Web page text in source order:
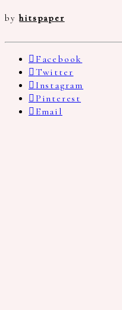
byhitspaper
Facebook
Twitter
Instagram
Pinterest
Email